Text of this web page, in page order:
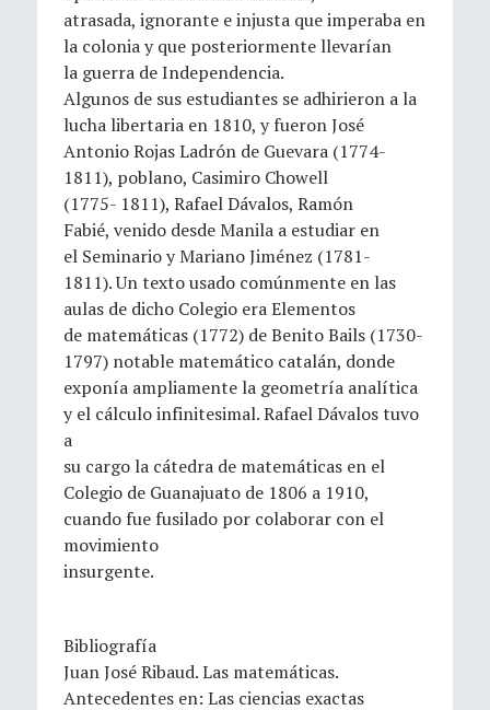
atrasada, ignorante e injusta que imperaba en
la colonia y que posteriormente llevarían
la guerra de Independencia.
Algunos de sus estudiantes se adhirieron a la
lucha libertaria en 1810, y fueron José
Antonio Rojas Ladrón de Guevara (1774-
1811), poblano, Casimiro Chowell
(1775- 1811), Rafael Dávalos, Ramón
Fabié, venido desde Manila a estudiar en
el Seminario y Mariano Jiménez (1781-
1811). Un texto usado comúnmente en las
aulas de dicho Colegio era Elementos
de matemáticas (1772) de Benito Bails (1730-
1797) notable matemático catalán, donde
exponía ampliamente la geometría analítica
y el cálculo infinitesimal. Rafael Dávalos tuvo
a
su cargo la cátedra de matemáticas en el
Colegio de Guanajuato de 1806 a 1910,
cuando fue fusilado por colaborar con el
movimiento
insurgente.
Bibliografía
Juan José Ribaud. Las matemáticas.
Antecedentes en: Las ciencias exactas